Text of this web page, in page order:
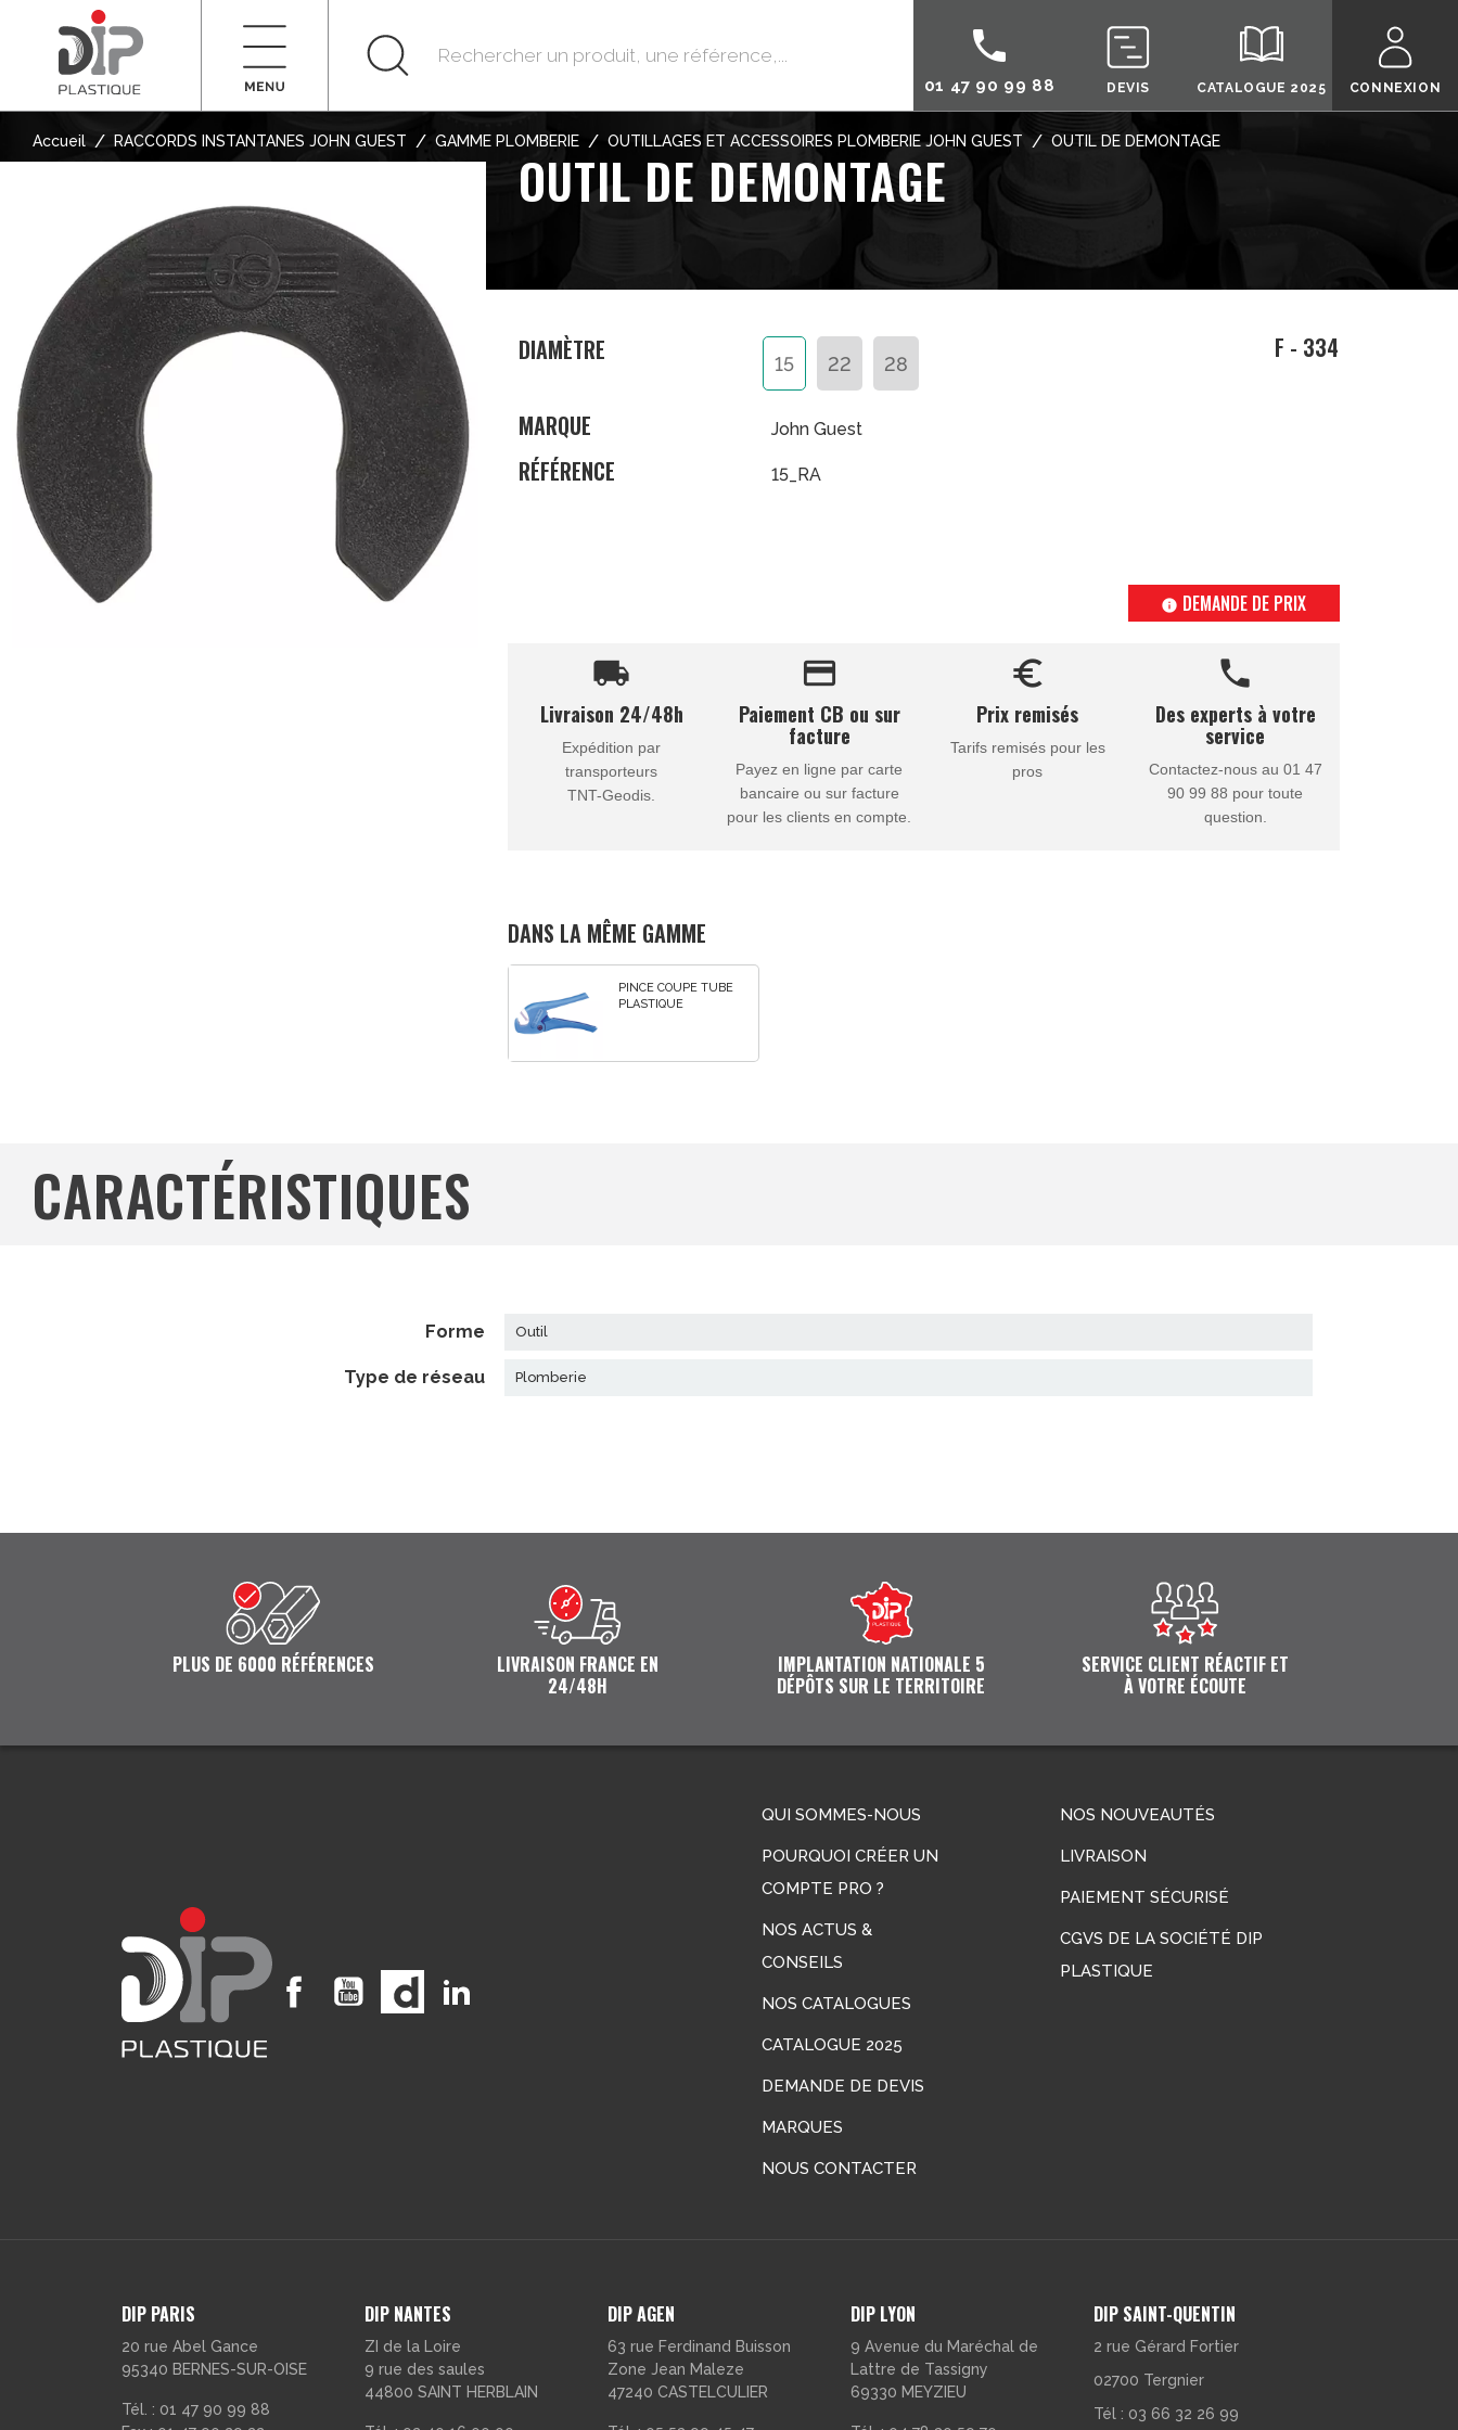
CONNEXION
call
01 47 90 99 88 DEVIS CATALOGUE 2025
Accueil / RACCORDS INSTANTANES JOHN GUEST / GAMME PLOMBERIE / OUTILLAGES ET ACCESSOIRES PLOMBERIE JOHN GUEST / OUTIL DE DEMONTAGE
OUTIL DE DEMONTAGE
DIAMÈTRE 15 22 28
MARQUE John Guest
RÉFÉRENCE 15_RA
F - 334
info DEMANDE DE PRIX
local_shipping
Livraison 24/48h
Expédition par
transporteurs
TNT-Geodis.
credit_card
Paiement CB ou sur
facture
Payez en ligne par carte
bancaire ou sur facture
pour les clients en compte.
euro_symbol
Prix remisés
Tarifs remisés pour les
pros
call
Des experts à votre
service
Contactez-nous au 01 47
90 99 88 pour toute
question.
DANS LA MÊME GAMME
PINCE COUPE TUBE
PLASTIQUE
CARACTÉRISTIQUES
forme outil
type de réseau plomberie
PLUS DE 6000 RÉFÉRENCES
LIVRAISON FRANCE EN
24/48H
IMPLANTATION NATIONALE 5
DÉPÔTS SUR LE TERRITOIRE
SERVICE CLIENT RÉACTIF ET
À VOTRE ÉCOUTE
FacebookYouTube
QUI SOMMES-NOUS
POURQUOI CRÉER UN
COMPTE PRO ?
NOS ACTUS &
CONSEILS
NOS CATALOGUES
CATALOGUE 2025
DEMANDE DE DEVIS
MARQUES
NOUS CONTACTER
NOS NOUVEAUTÉS
LIVRAISON
PAIEMENT SÉCURISÉ
CGVS DE LA SOCIÉTÉ DIP
PLASTIQUE
DIP PARIS
20 rue Abel Gance
95340 BERNES-SUR-OISE
Tél. : 01 47 90 99 88
DIP NANTES
ZI de la Loire
9 rue des saules
44800 SAINT HERBLAIN
DIP AGEN
63 rue Ferdinand Buisson
Zone Jean Maleze
47240 CASTELCULIER
DIP LYON
9 Avenue du Maréchal de
Lattre de Tassigny
69330 MEYZIEU
DIP SAINT-QUENTIN
2 rue Gérard Fortier
02700 Tergnier
Tél : 03 66 32 26 99